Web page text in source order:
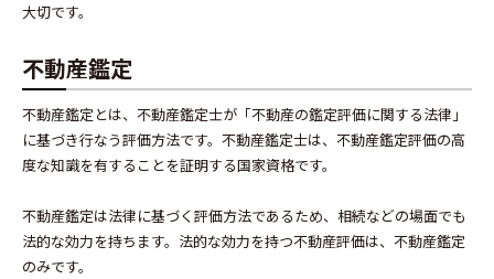
大切です。
不動産鑑定
不動産鑑定とは、不動産鑑定士が「不動産の鑑定評価に関する法律」
に基づき行なう評価方法です。不動産鑑定士は、不動産鑑定評価の高
度な知識を有することを証明する国家資格です。
不動産鑑定は法律に基づく評価方法であるため、相続などの場面でも
法的な効力を持ちます。法的な効力を持つ不動産評価は、不動産鑑定
のみです。